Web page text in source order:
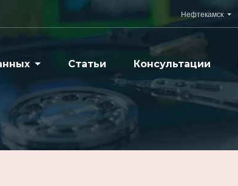
Статьи Консультации
Нефтекамск